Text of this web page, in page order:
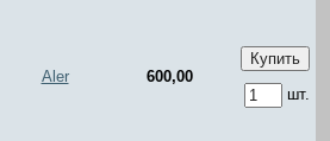
Aler
600,00
шт.